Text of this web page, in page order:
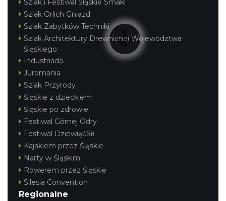
Szlak i Festiwal Śląskie Smaki
Szlak Orlich Gniazd
Szlak Zabytków Techniki
Szlak Architektury Drewnianej Województwa
Śląskiego
Industriada
Juromania
Szlak Przyrody
Śląskie z dzieckiem
Śląskie po zdrowie
Festiwal Górnej Odry
Festiwal DziewięćSił
Kajakiem przez Śląskie
Narty w Śląskim
Rowerem przez Śląskie
Silesia Convention
Regionalne